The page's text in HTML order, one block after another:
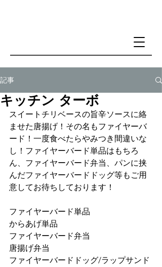
記事
キッチン ターボ
スイートチリベースの旨辛ソースに絡
ませた唐揚げ！その名もファイヤーバ
ード！一度食べたらやみつき間違いな
し！ファイヤーバード単品はもちろ
ん、ファイヤーバード弁当、パンに挟
んだファイヤーバードドッグ等もご用
意してお待ちしております！
ファイヤーバード単品
からあげ単品
ファイヤーバード弁当
唐揚げ弁当
ファイヤーバードドッグ/ラップサンド